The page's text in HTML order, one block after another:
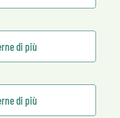
di più
di più